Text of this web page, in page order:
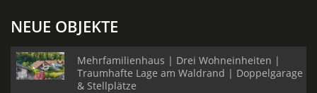
NEUE OBJEKTE
Mehrfamilienhaus | Drei Wohneinheiten |
Traumhafte Lage am Waldrand | Doppelgarage
& Stellplätze